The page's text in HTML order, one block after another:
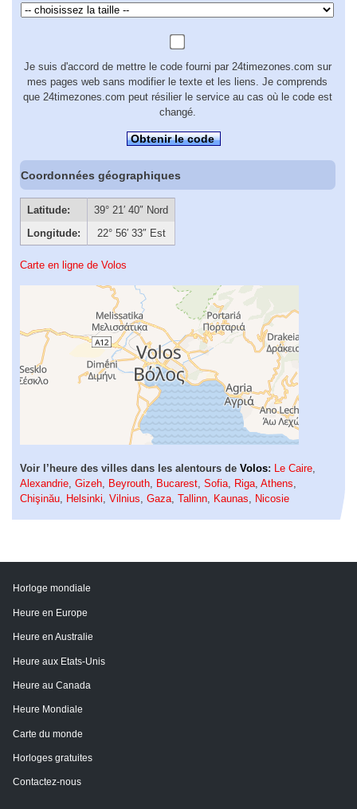
Je suis d'accord de mettre le code fourni par 24timezones.com sur
mes pages web sans modifier le texte et les liens. Je comprends
que 24timezones.com peut résilier le service au cas où le code est
changé.
Obtenir le code
Coordonnées géographiques
Latitude:
39° 21′ 40″ Nord
Longitude:
22° 56′ 33″ Est
Carte en ligne de Volos
Voir l’heure des villes dans les alentours de Volos: Le Caire
Alexandrie Gizeh Beyrouth Bucarest Sofia Riga Athens
Chişinău
Helsinki Vilnius Gaza Tallinn Kaunas Nicosie
Horloge mondiale
Heure en Europe
Heure en Australie
Heure aux Etats-Unis
Heure au Canada
Heure Mondiale
Carte du monde
Horloges gratuites
Contactez-nous